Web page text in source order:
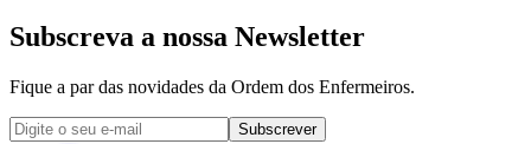
Subscreva a nossa Newsletter
Fique a par das novidades da Ordem dos Enfermeiros.
Subscrever